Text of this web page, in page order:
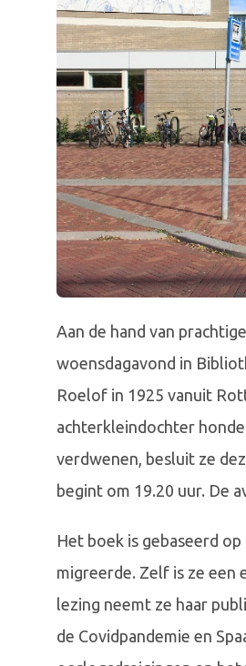
Aan de hand van
woensdagavond in
Roelof in 1925 vanuit
achterkleindochter
verdwenen, besluit ze
begint om 19.20 uur. De
Het boek is gebaseerd
migreerde. Zelf is ze een
lezing neemt ze haar
de Covidpandemie en